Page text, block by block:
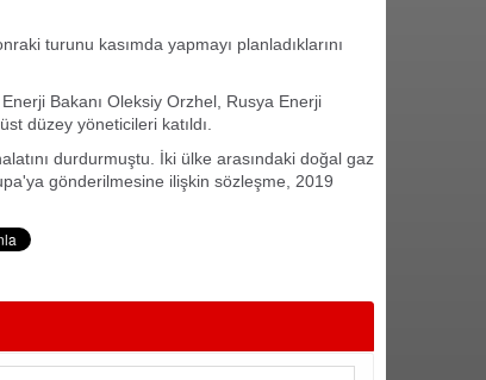
turunu kasımda yapmayı planladıklarını
Bakanı Oleksiy Orzhel, Rusya Enerji
düzey yöneticileri katıldı.
durdurmuştu. İki ülke arasındaki doğal gaz
gönderilmesine ilişkin sözleşme, 2019